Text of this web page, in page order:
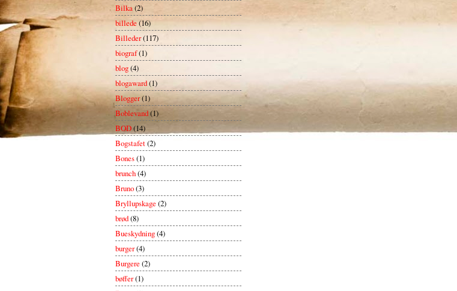
Bilka(2)
billede (16)
Billeder(117)
biograf(1)
blog(4)
blogaward(1)
Blogger(1)
Boblevand(1)
BOD(14)
Bogstafet(2)
Bones(1)
brunch(4)
Bruno(3)
Bryllupskage(2)
brød(8)
Bueskydning(4)
burger(4)
Burgere(2)
bøffer(1)